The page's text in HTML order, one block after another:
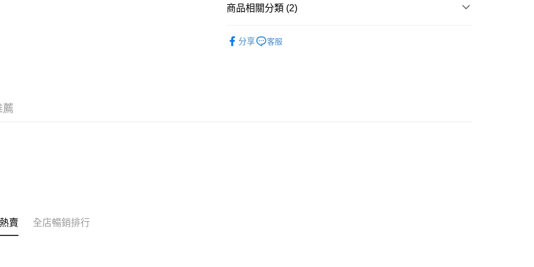
相關說明
的訂單。 如果訂購後七個工作天內我們未能收到有關存款，有關訂單將被
送貨方式
商品相關分類 (2)
分享 客服
薦
賣 全店暢銷排行